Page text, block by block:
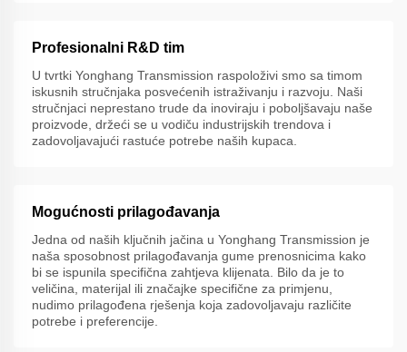
Profesionalni R&D tim
U tvrtki Yonghang Transmission raspoloživi smo sa timom
iskusnih stručnjaka posvećenih istraživanju i razvoju. Naši
stručnjaci neprestano trude da inoviraju i poboljšavaju naše
proizvode, držeći se u vodiču industrijskih trendova i
zadovoljavajući rastuće potrebe naših kupaca.
Mogućnosti prilagođavanja
Jedna od naših ključnih jačina u Yonghang Transmission je
naša sposobnost prilagođavanja gume prenosnicima kako
bi se ispunila specifična zahtjeva klijenata. Bilo da je to
veličina, materijal ili značajke specifične za primjenu,
nudimo prilagođena rješenja koja zadovoljavaju različite
potrebe i preferencije.